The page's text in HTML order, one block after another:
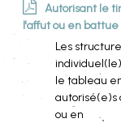
Autorisant le
l'affut ou en battue
Les
le tableau
autorisé(e)s
ou en